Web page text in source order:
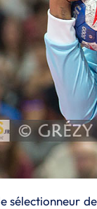
sélectionneur